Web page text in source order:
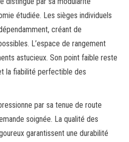
étudiée. Les sièges individuels
créant de
L’espace de rangement
astucieux. Son point faible reste
la fiabilité perfectible des
par sa tenue de route
soignée. La qualité des
garantissent une durabilité